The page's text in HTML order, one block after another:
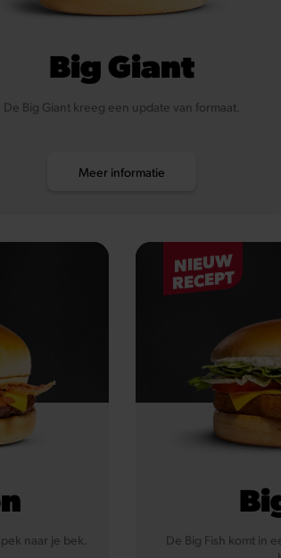
Big Giant
De Big Giant kreeg een update van formaat.
Meer informatie
naar je bek.
NIEUW
RECEPT
De Big Fish komt in